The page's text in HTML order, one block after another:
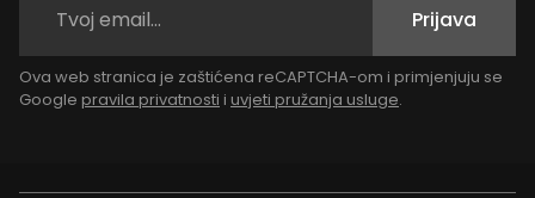
Prijava
Ova web stranica je zaštićena reCAPTCHA-om i primjenjuju se
Google pravila privatnosti i uvjeti pružanja usluge.